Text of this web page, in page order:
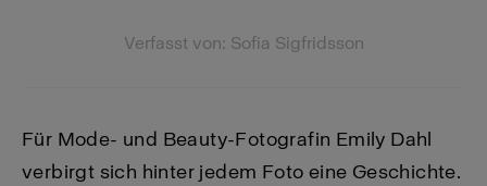
Verfasst von: Sofia Sigfridsson
Für Mode- und Beauty-Fotografin Emily Dahl
verbirgt sich hinter jedem Foto eine Geschichte.